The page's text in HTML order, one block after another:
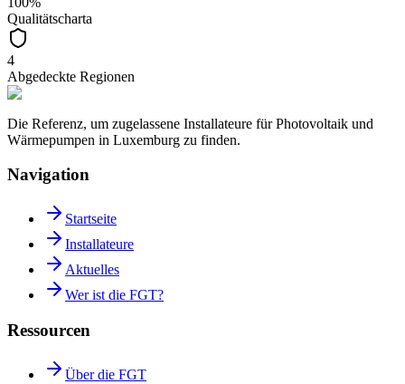
Qualitätscharta
4
Abgedeckte Regionen
Die Referenz, um zugelassene Installateure für Photovoltaik und
Wärmepumpen in Luxemburg zu finden.
Navigation
Startseite
Installateure
Aktuelles
Wer ist die FGT?
Ressourcen
Über die FGT